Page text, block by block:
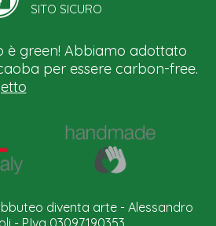
SITO SICURO
è green! Abbiamo adottato
per essere carbon-free.
diventa arte - Alessandro
- P.Iva 03097190353